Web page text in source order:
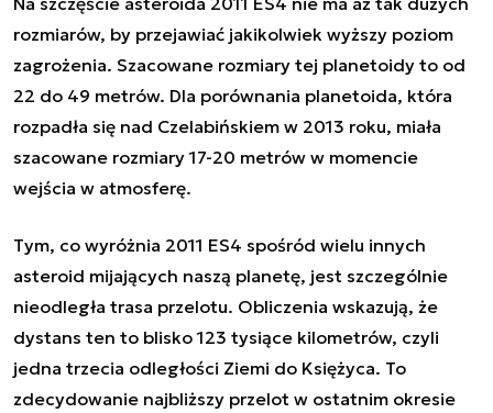
rozmiarów, by przejawiać jakikolwiek wyższy poziom
zagrożenia. Szacowane rozmiary tej planetoidy to od
22 do 49 metrów. Dla porównania planetoida, która
rozpadła się nad Czelabińskiem w 2013 roku, miała
szacowane rozmiary 17-20 metrów w momencie
wejścia w atmosferę.
Tym, co wyróżnia 2011 ES4 spośród wielu innych
asteroid mijających naszą planetę, jest szczególnie
nieodległa trasa przelotu. Obliczenia wskazują, że
dystans ten to blisko 123 tysiące kilometrów, czyli
jedna trzecia odległości Ziemi do Księżyca. To
zdecydowanie najbliższy przelot w ostatnim okresie